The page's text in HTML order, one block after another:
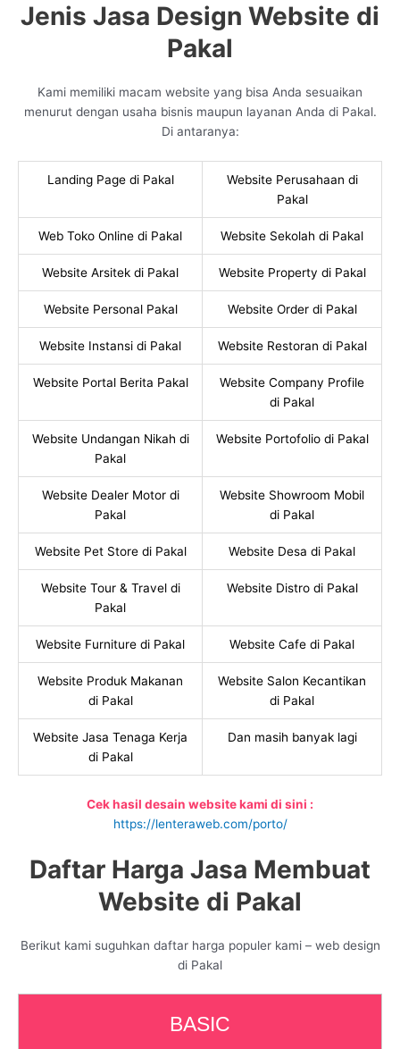
Jenis Jasa Design Website di
Pakal
Kami memiliki macam website yang bisa Anda sesuaikan
menurut dengan usaha bisnis maupun layanan Anda di Pakal.
Di antaranya:
Landing Page di Pakal
Website Perusahaan di
Pakal
Web Toko Online di Pakal Website Sekolah di Pakal
Website Arsitek di Pakal Website Property di Pakal
Website Personal Pakal Website Order di Pakal
Website Instansi di Pakal Website Restoran di Pakal
Website Portal Berita Pakal
Website Company Profile
di Pakal
Website Undangan Nikah di
Pakal
Website Portofolio di Pakal
Website Dealer Motor di
Pakal
Website Showroom Mobil
di Pakal
Website Pet Store di Pakal Website Desa di Pakal
Website Tour & Travel di
Pakal
Website Distro di Pakal
Website Furniture di Pakal Website Cafe di Pakal
Website Produk Makanan
di Pakal
Website Salon Kecantikan
di Pakal
Website Jasa Tenaga Kerja
di Pakal
Dan masih banyak lagi
Cek hasil desain website kami di sini :
https://lenteraweb.com/porto/
Daftar Harga Jasa Membuat
Website di Pakal
Berikut kami suguhkan daftar harga populer kami – web design
di Pakal
BASIC